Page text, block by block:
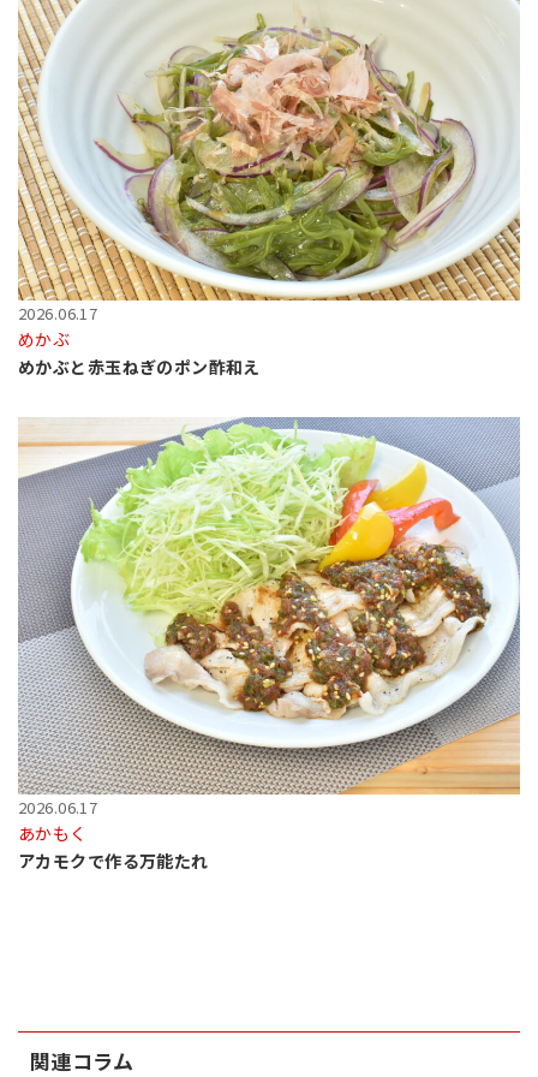
2026.06.17
めかぶ
めかぶと赤玉ねぎのポン酢和え
2026.06.17
あかもく
アカモクで作る万能たれ
関連コラム